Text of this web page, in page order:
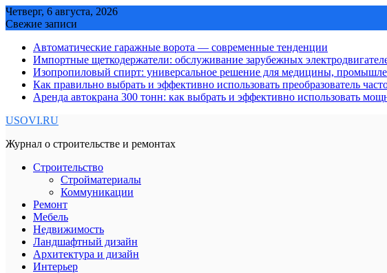
Skip
to
Четверг, 6 августа, 2026
Свежие записи
Автоматические гаражные ворота — современные тенденции
Импортные щеткодержатели: обслуживание зарубежных
Изопропиловый спирт: универсальное решение для медицины,
Как правильно выбрать и эффективно использовать преобразователь
Аренда автокрана 300 тонн: как выбрать и эффективно использовать
USOVI.RU
Журнал о строительстве и ремонтах
Строительство
Стройматериалы
Коммуникации
Ремонт
Мебель
Недвижимость
Ландшафтный дизайн
Архитектура и дизайн
Интерьер